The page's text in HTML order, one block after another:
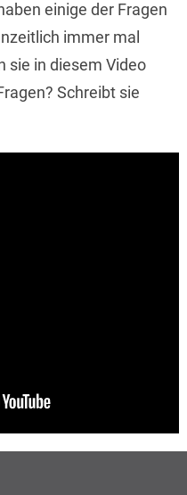
einige der Fragen
immer mal
sie in diesem Video
Schreibt sie